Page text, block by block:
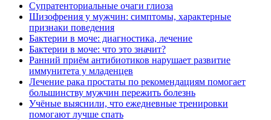
Супратенториальные очаги глиоза
Шизофрения у мужчин: симптомы, характерные
признаки поведения
Бактерии в моче: диагностика, лечение
Бактерии в моче: что это значит?
Ранний приём антибиотиков нарушает развитие
иммунитета у младенцев
Лечение рака простаты по рекомендациям помогает
большинству мужчин пережить болезнь
Учёные выяснили, что ежедневные тренировки
помогают лучше спать